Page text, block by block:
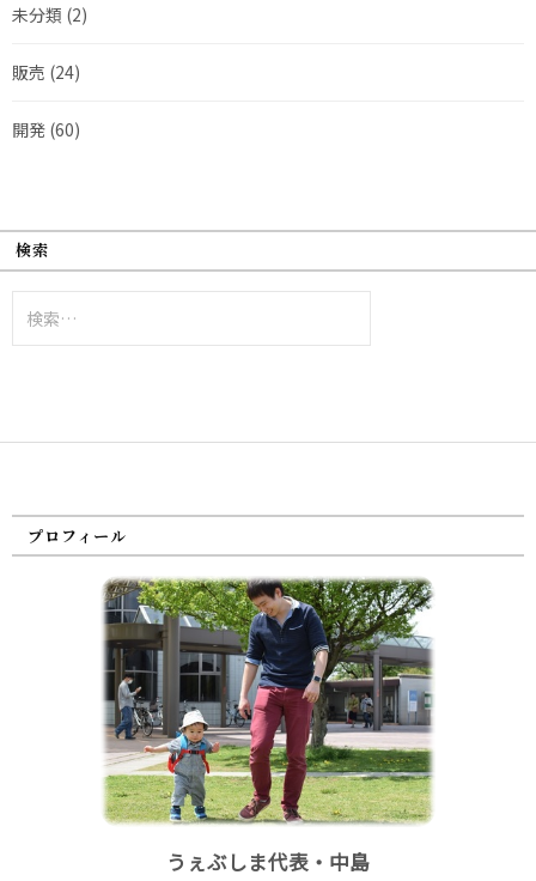
未分類 (2)
販売 (24)
開発 (60)
検索
索:
プロフィール
うぇぶしま代表・中島